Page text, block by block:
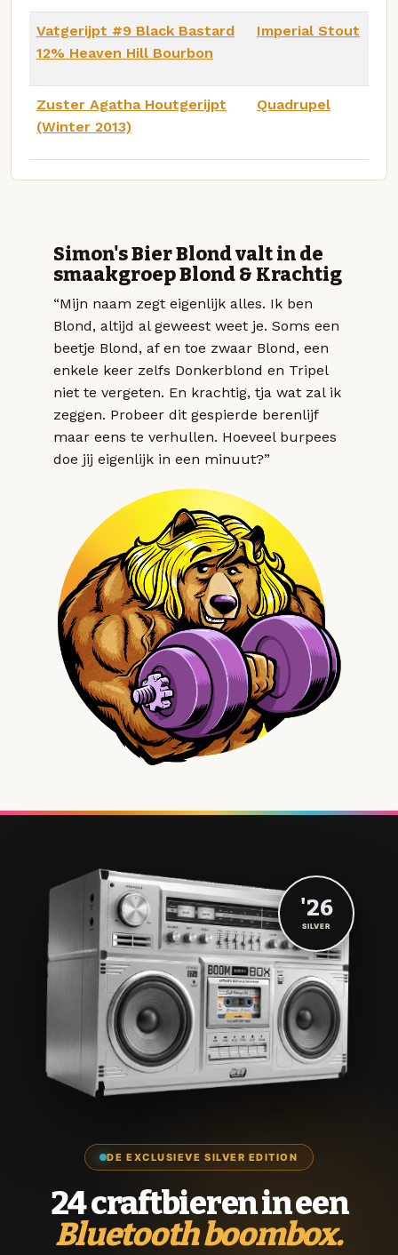
Vatgerijpt #9 Black Bastard
12% Heaven Hill Bourbon
Imperial Stout
Zuster Agatha Houtgerijpt
(Winter 2013)
Quadrupel
Simon's Bier Blond valt in de
smaakgroep Blond & Krachtig
“Mijn naam zegt eigenlijk alles. Ik ben
Blond, altijd al geweest weet je. Soms een
beetje Blond, af en toe zwaar Blond, een
enkele keer zelfs Donkerblond en Tripel
niet te vergeten. En krachtig, tja wat zal ik
zeggen. Probeer dit gespierde berenlijf
maar eens te verhullen. Hoeveel burpees
doe jij eigenlijk in een minuut?”
DE EXCLUSIEVE SILVER EDITION
24 craftbieren in een
Bluetooth boombox.
'26
SILVER